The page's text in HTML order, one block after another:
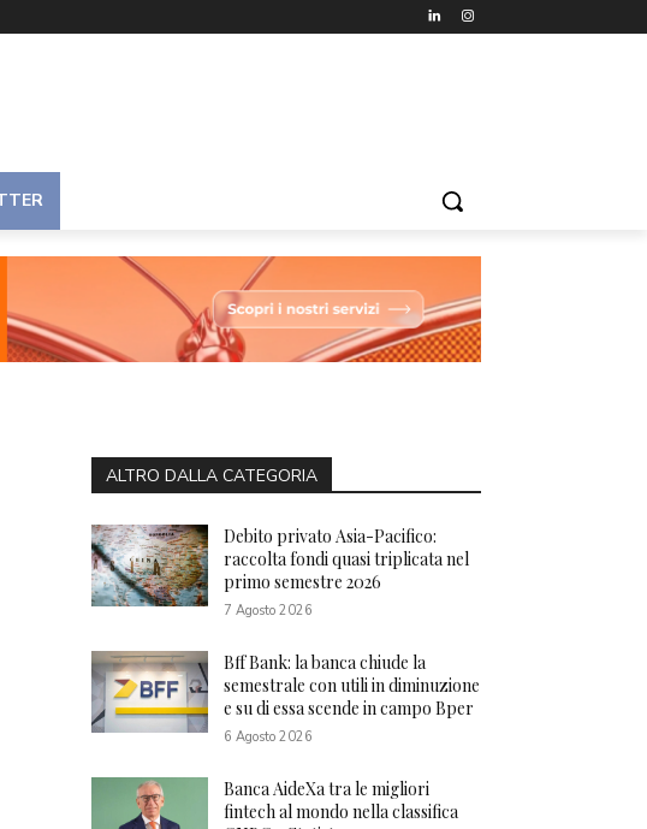
ALTRO DALLA CATEGORIA
Debito privato Asia-Pacifico:
raccolta fondi quasi triplicata nel
primo semestre 2026
7 Agosto 2026
Bff Bank: la banca chiude la
semestrale con utili in diminuzione
e su di essa scende in campo Bper
6 Agosto 2026
Banca AideXa tra le migliori
fintech al mondo nella classifica